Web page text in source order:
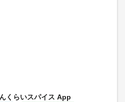
くらいスパイス App